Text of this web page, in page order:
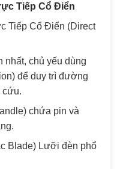
Tiếp Cổ Điển
Tiếp Cổ Điển (Direct
nhất, chủ yếu dùng
để duy trì đường
cứu.
chứa pin và
Blade) Lưỡi đèn phổ